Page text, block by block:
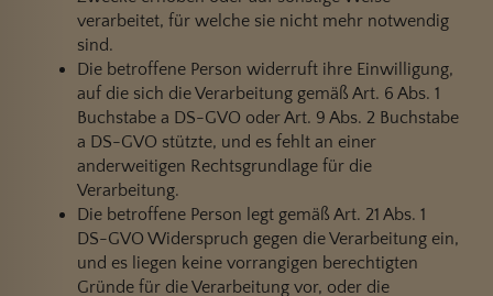
verarbeitet, für welche sie nicht mehr notwendig
sind.
Die betroffene Person widerruft ihre Einwilligung,
auf die sich die Verarbeitung gemäß Art. 6 Abs. 1
Buchstabe a DS-GVO oder Art. 9 Abs. 2 Buchstabe
a DS-GVO stützte, und es fehlt an einer
anderweitigen Rechtsgrundlage für die
Verarbeitung.
Die betroffene Person legt gemäß Art. 21 Abs. 1
DS-GVO Widerspruch gegen die Verarbeitung ein,
und es liegen keine vorrangigen berechtigten
Gründe für die Verarbeitung vor, oder die